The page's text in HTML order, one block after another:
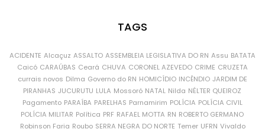
TAGS
ACIDENTE Alcaçuz ASSALTO ASSEMBLEIA LEGISLATIVA DO RN Assu BATATA
Caicó CARAÚBAS Ceará CHUVA CORONEL AZEVEDO CRIME CRUZETA
currais novos Dilma Governo do RN HOMICÍDIO INCÊNDIO JARDIM DE
PIRANHAS JUCURUTU LULA Mossoró NATAL Nilda NÉLTER QUEIROZ
Pagamento PARAÍBA PARELHAS Parnamirim POLÍCIA POLÍCIA CIVIL
POLÍCIA MILITAR Política PRF RAFAEL MOTTA RN ROBERTO GERMANO
Robinson Faria Roubo SERRA NEGRA DO NORTE Temer UFRN Vivaldo